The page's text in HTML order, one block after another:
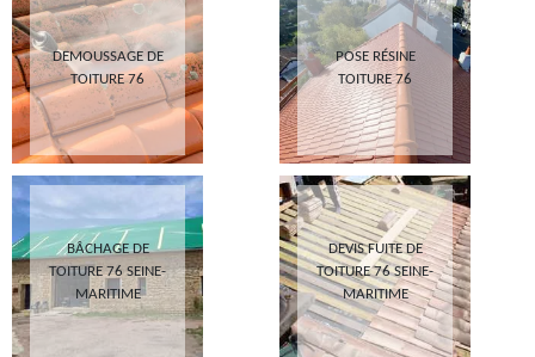
DEMOUSSAGE DE
TOITURE 76
POSE RÉSINE
TOITURE 76
BÂCHAGE DE
TOITURE 76 SEINE-
MARITIME
DEVIS FUITE DE
TOITURE 76 SEINE-
MARITIME